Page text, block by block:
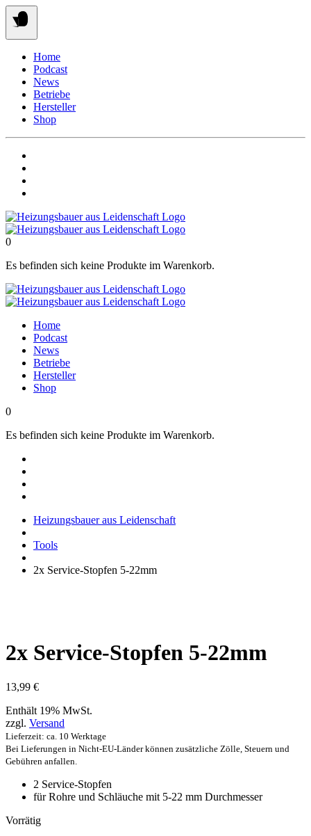
Springe
zum
Inhalt
Home
Podcast
News
Betriebe
Hersteller
Shop
0
Es befinden sich keine Produkte im Warenkorb.
Home
Podcast
News
Betriebe
Hersteller
Shop
0
Es befinden sich keine Produkte im Warenkorb.
Heizungsbauer aus Leidenschaft
Tools
2x Service-Stopfen 5-22mm
2x Service-Stopfen 5-22mm
13,99 €
Enthält 19% MwSt.
zzgl. Versand
Lieferzeit: ca. 10 Werktage
Bei Lieferungen in Nicht-EU-Länder können zusätzliche Zölle, Steuern und
Gebühren anfallen.
2 Service-Stopfen
für Rohre und Schläuche mit 5-22 mm Durchmesser
Vorrätig